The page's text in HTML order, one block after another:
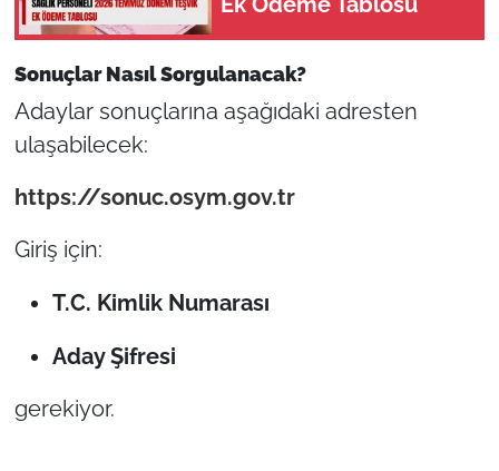
Sonuçlar Nasıl Sorgulanacak?
Adaylar sonuçlarına aşağıdaki adresten
ulaşabilecek:
https://sonuc.osym.gov.tr
Giriş için:
T.C. Kimlik Numarası
Aday Şifresi
gerekiyor.